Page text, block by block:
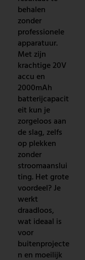
behalen
zonder
professionele
apparatuur.
Met zijn
krachtige 20V
accu en
2000mAh
batterijcapacit
eit kun je
zorgeloos aan
de slag, zelfs
op plekken
zonder
stroomaanslui
ting. Het grote
voordeel? Je
werkt
draadloos,
wat ideaal is
voor
buitenprojecte
n en moeilijk